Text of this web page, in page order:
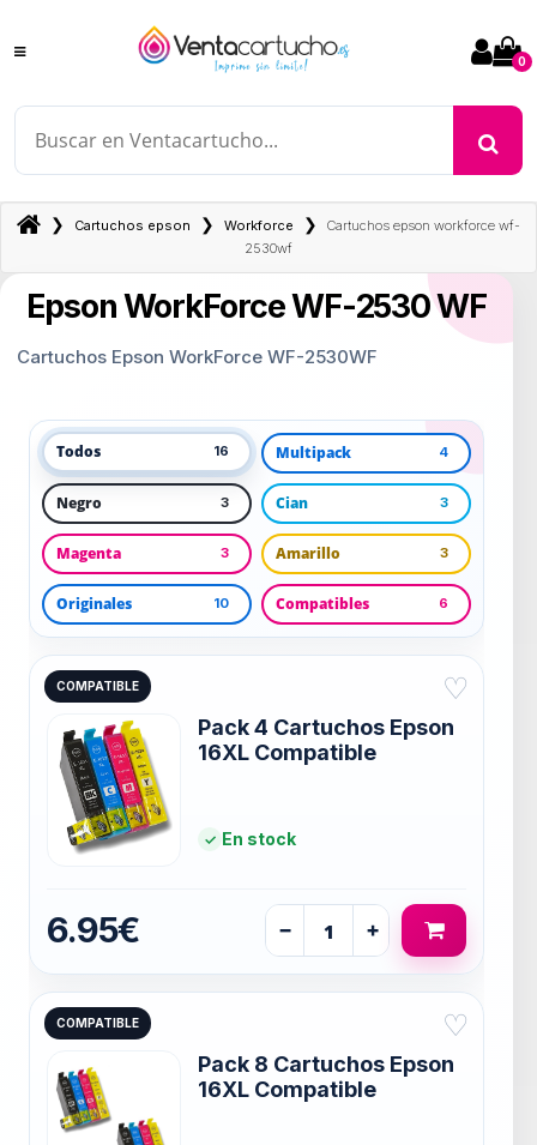
0
❯ Cartuchos epson ❯ Workforce ❯
Cartuchos epson workforce wf-
2530wf
Epson WorkForce WF-2530 WF
Cartuchos Epson WorkForce WF-2530WF
Todos 16 Multipack 4
Negro 3 Cian 3
Magenta 3 Amarillo 3
Originales 10 Compatibles 6
COMPATIBLE ♡
Pack 4 Cartuchos Epson
16XL Compatible
En stock
6.95€ − +
COMPATIBLE ♡
Pack 8 Cartuchos Epson
16XL Compatible